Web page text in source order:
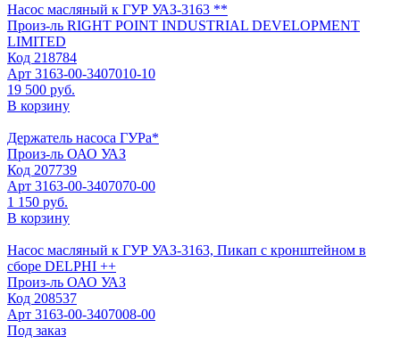
Насос масляный к ГУР УАЗ-3163 **
Произ-ль RIGHT POINT INDUSTRIAL DEVELOPMENT
LIMITED
Код 218784
Арт 3163-00-3407010-10
19 500 руб.
В корзину
Держатель насоса ГУРа*
Произ-ль ОАО УАЗ
Код 207739
Арт 3163-00-3407070-00
1 150 руб.
В корзину
Насос масляный к ГУР УАЗ-3163, Пикап с кронштейном в
сборе DELPHI ++
Произ-ль ОАО УАЗ
Код 208537
Арт 3163-00-3407008-00
Под заказ